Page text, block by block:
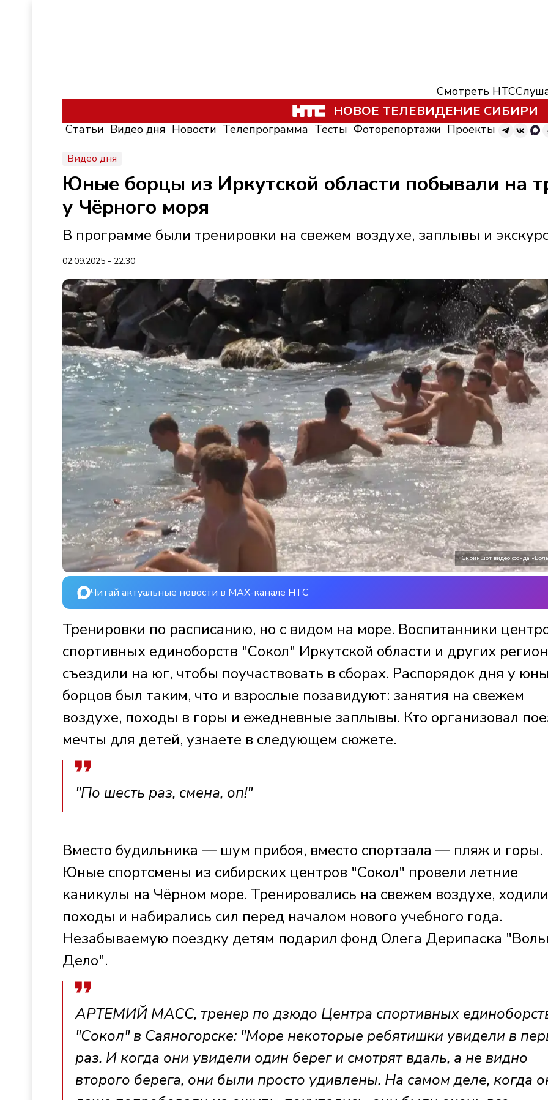
Смотреть НТС
НОВОЕ ТЕЛЕВИДЕНИЕ СИБИРИ
Статьи Видео дня Новости Телепрограмма Тесты Фоторепортажи Проекты
Видео дня
Юные борцы из Иркутской области побывали на
у Чёрного моря
В программе были тренировки на свежем воздухе, заплывы и
02.09.2025 - 22:30
Скриншот видео фонда
Читай актуальные новости в MAX-канале НТС
Тренировки по расписанию, но с видом на море. Воспитанники
спортивных единоборств "Сокол" Иркутской области и других
съездили на юг, чтобы поучаствовать в сборах. Распорядок дня у
борцов был таким, что и взрослые позавидуют: занятия на свежем
воздухе, походы в горы и ежедневные заплывы. Кто организовал
мечты для детей, узнаете в следующем сюжете.
"По шесть раз, смена, оп!"
Вместо будильника — шум прибоя, вместо спортзала — пляж и горы.
Юные спортсмены из сибирских центров "Сокол" провели летние
каникулы на Чёрном море. Тренировались на свежем воздухе,
походы и набирались сил перед началом нового учебного года.
Незабываемую поездку детям подарил фонд Олега Дерипаска
Дело".
АРТЕМИЙ МАСС, тренер по дзюдо Центра спортивных
"Сокол" в Саяногорске: "Море некоторые ребятишки увидели в
раз. И когда они увидели один берег и смотрят вдаль, а не видно
второго берега, они были просто удивлены. На самом деле, когда